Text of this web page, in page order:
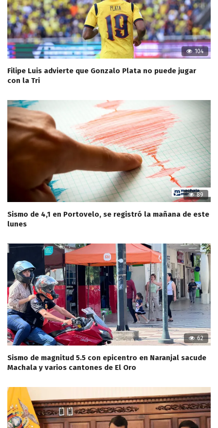
104
Filipe Luis advierte que Gonzalo Plata no puede jugar
con la Tri
89
Sismo de 4,1 en Portovelo, se registró la mañana de este
lunes
62
Sismo de magnitud 5.5 con epicentro en Naranjal sacude
Machala y varios cantones de El Oro